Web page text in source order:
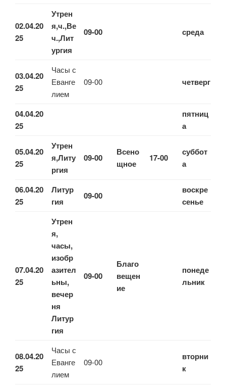
02.04.20
25
Утрен
я,ч.,Ве
ч.,Лит
ургия
09-00 среда
03.04.20
25
Часы с
Еванге
лием
09-00 четверг
04.04.20
25
пятниц
а
05.04.20
25
Утрен
я,Литу
ргия
09-00
Всено
щное
17-00
суббот
а
06.04.20
25
Литур
гия
09-00
воскре
сенье
07.04.20
25
Утрен
я,
часы,
изобр
азител
ьны,
вечер
ня
Литур
гия
09-00
Благо
вещен
ие
понеде
льник
08.04.20
25
Часы с
Еванге
лием
09-00
вторни
к